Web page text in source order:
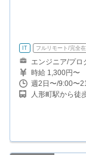
IT フルリモート/完全
エンジニア/プロ
時給 1,300円〜
週2日〜/9:00〜
人形町駅から徒